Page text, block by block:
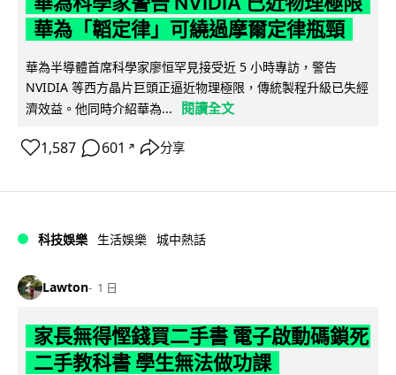
華為「韜定律」可繞過摩爾定律瓶頸
華為半導體首席科學家廖恒罕見接受近 5 小時專訪，警告
NVIDIA 等西方晶片巨頭正逼近物理極限，傳統製程升級已失經
濟效益。他同時介紹華為...
閱讀全文
1,587 601 ↗ 分享
科技娛樂 生活娛樂 城中熱話
Lawton 1 日
家長無得慳錢買二手書 電子啟動碼鎖死
二手教科書 學生無法做功課